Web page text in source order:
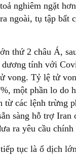
nghiêm ngặt
ngoài, tụ tập bất
thứ 2 châu Á,
tính với
vong. Tỷ lệ tử
một phần lo do
từ các lệnh trừng
sàng hỗ trợ
ra yêu cầu chính
tục là ổ dịch